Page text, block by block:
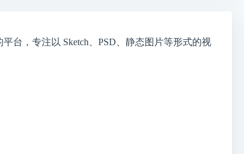
台，专注以 Sketch、PSD、静态图片等形式的视